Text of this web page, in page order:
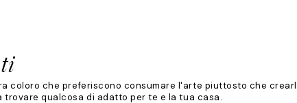
coloro che preferiscono consumare l'arte piuttosto che
qualcosa di adatto per te e la tua casa.